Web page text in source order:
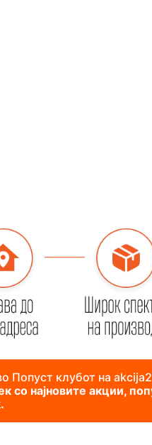
Попуст клубот на
со најновите акции,